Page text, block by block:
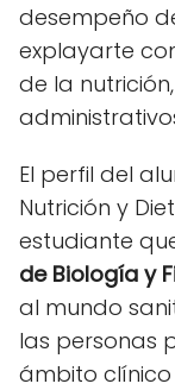
desempeño
explayarte
de la
El perfil del
Nutrición y
estudiante
de Biología y
al mundo
las personas
ámbito clínico